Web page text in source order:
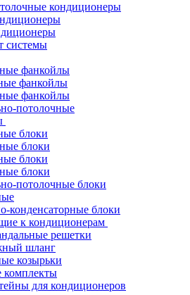
кондиционеры
системы
фанкойлы
фанкойлы
фанкойлы
потолочные
блоки
блоки
блоки
блоки
потолочные блоки
конденсаторные блоки
к кондиционерам
решетки
шланг
козырьки
комплекты
для кондиционеров